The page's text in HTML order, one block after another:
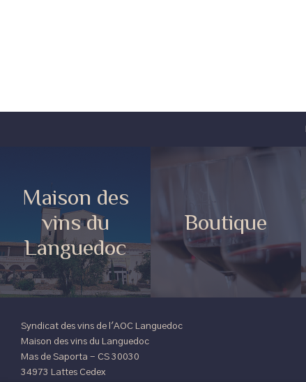
Maison des
vins du
Languedoc
Boutique
Syndicat des vins de l'AOC Languedoc
Maison des vins du Languedoc
Mas de Saporta - CS 30030
34973 Lattes Cedex